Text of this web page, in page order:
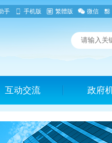
手 手机版 繁體版 微信
互动交流 政府